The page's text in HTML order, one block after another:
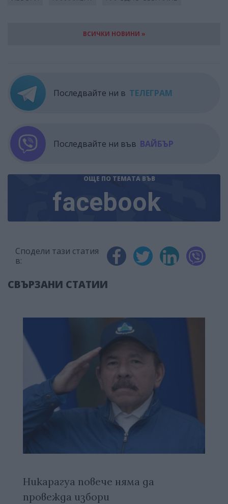
ВСИЧКИ НОВИНИ »
Последвайте ни в ТЕЛЕГРАМ
Последвайте ни във ВАЙБЪР
ОЩЕ ПО ТЕМАТА ВЪВ
facebook
Сподели тази статия
в:
СВЪРЗАНИ СТАТИИ
Никарагуа повече няма да
провежда избори